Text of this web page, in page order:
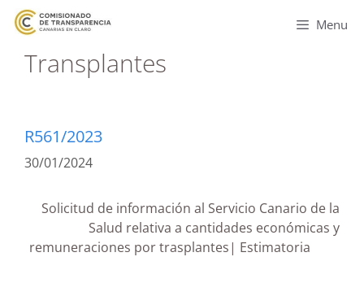
Menu
Transplantes
R561/2023
30/01/2024
Solicitud de información al Servicio Canario de la
Salud relativa a cantidades económicas y
remuneraciones por trasplantes| Estimatoria